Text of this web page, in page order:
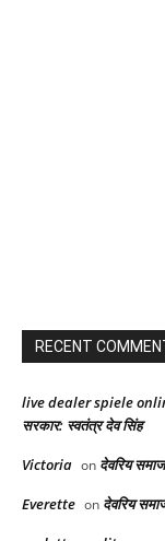
RECENT
live dealer spiele
सरकार: स्वतंत्र देव सिंह
Victoria on देवरिय
Everette on देवरिय